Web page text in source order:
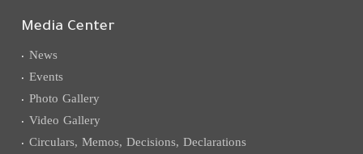
Media Center
News
Events
Photo Gallery
Video Gallery
Circulars, Memos, Decisions, Declarations